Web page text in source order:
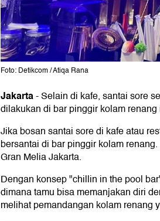
Foto: Detikcom / Atiqa Rana
Jakarta-Selain di kafe, santai sore
dilakukan di bar pinggir kolam
Jika bosan santai sore di kafe atau
bersantai di bar pinggir kolam
Gran Melia Jakarta.
Dengan konsep "chillin in the pool
dimana tamu bisa memanjakan diri
melihat pemandangan kolam renang